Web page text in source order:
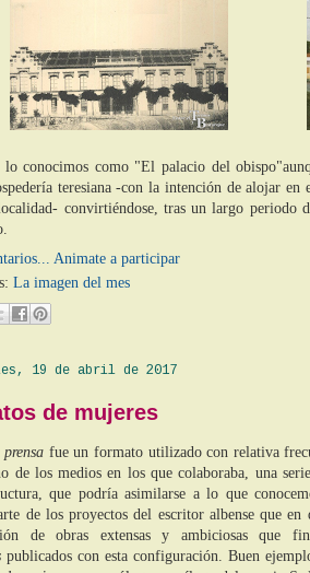
lo conocimos como "El palacio del
teresiana -con la intención de alojar
convirtiéndose, tras un largo periodo
Animate a participar
La imagen del mes
19 de abril de 2017
de mujeres
fue un formato utilizado con relativa
de los medios en los que colaboraba, una
que podría asimilarse a lo que
de los proyectos del escritor albense que
de obras extensas y ambiciosas que
publicados con esta configuración. Buen